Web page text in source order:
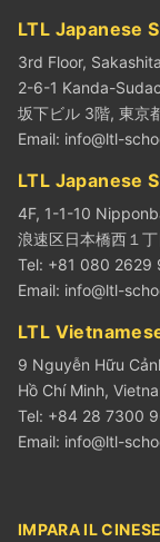
LTL Japanese
3rd Floor,
2-6-1 Kanda-
坂下ビル 3階, 東京
Email: info@ltl-
LTL Japanese
4F, 1-1-10
浪速区日本橋西１
Tel: +81 080 2629
Email: info@ltl-
LTL
9 Nguyễn Hữu
Hồ Chí Minh,
Tel: +84 28 7300
Email: info@ltl-
IMPARA IL CINESE